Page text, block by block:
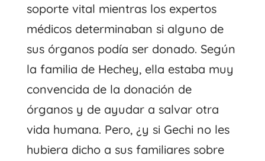
soporte vital mientras los expertos
médicos determinaban si alguno de
sus órganos podía ser donado. Según
la familia de Hechey, ella estaba muy
convencida de la donación de
órganos y de ayudar a salvar otra
vida humana. Pero, ¿y si Gechi no les
hubiera dicho a sus familiares sobre